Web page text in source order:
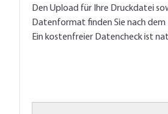
Den Upload für Ihre Druckdatei
Datenformat finden Sie nach dem
Ein kostenfreier Datencheck ist